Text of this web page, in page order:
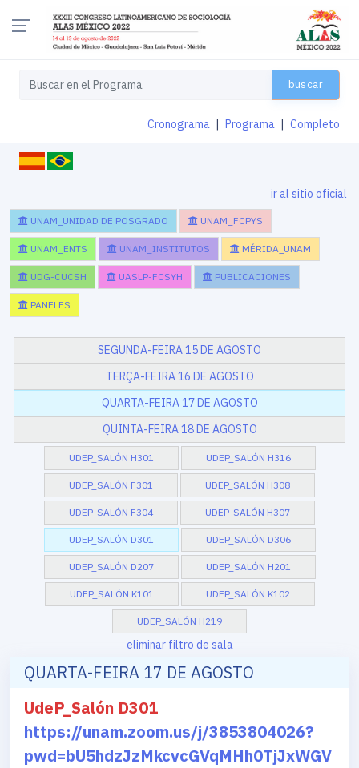
buscar
Cronograma Programa Completo
ir al sitio oficial
UNAM_UNIDAD DE POSGRADO UNAM_FCPYS
UNAM_ENTS UNAM_INSTITUTOS MÉRIDA_UNAM
UDG-CUCSH UASLP-FCSYH PUBLICACIONES
PANELES
SEGUNDA-FEIRA 15 DE AGOSTO
TERÇA-FEIRA 16 DE AGOSTO
QUARTA-FEIRA 17 DE AGOSTO
QUINTA-FEIRA 18 DE AGOSTO
UDEP_SALÓN H301 UDEP_SALÓN H316
UDEP_SALÓN F301 UDEP_SALÓN H308
UDEP_SALÓN F304 UDEP_SALÓN H307
UDEP_SALÓN D301 UDEP_SALÓN D306
UDEP_SALÓN D207 UDEP_SALÓN H201
UDEP_SALÓN K101 UDEP_SALÓN K102
UDEP_SALÓN H219
eliminar filtro de sala
QUARTA-FEIRA 17 DE AGOSTO
UdeP_Salón D301
https://unam.zoom.us/j/3853804026?
pwd=bU5hdzJzMkcvcGVqMHh0TjJxWGV